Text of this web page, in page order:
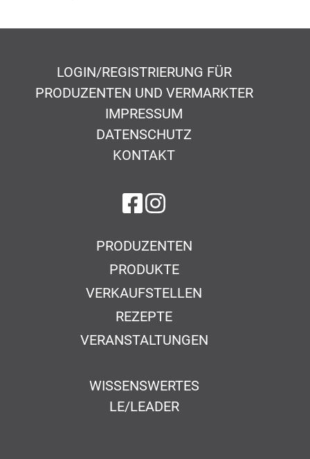
LOGIN/REGISTRIERUNG FÜR
PRODUZENTEN UND VERMARKTER
IMPRESSUM
DATENSCHUTZ
KONTAKT
auf Facebook
auf Instagram
PRODUZENTEN
PRODUKTE
VERKAUFSTELLEN
REZEPTE
VERANSTALTUNGEN
WISSENSWERTES
LE/LEADER